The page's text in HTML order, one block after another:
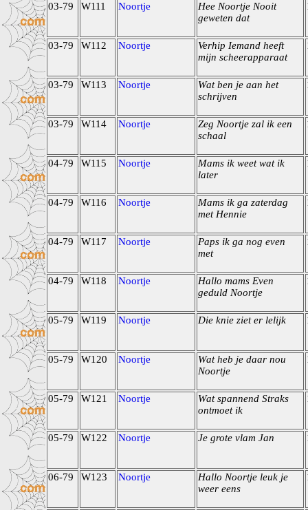
03-79 W111 Noortje
Hee Noortje Nooit
geweten dat
03-79 W112 Noortje
Verhip Iemand heeft
mijn scheerapparaat
03-79 W113 Noortje
Wat ben je aan het
schrijven
03-79 W114 Noortje
Zeg Noortje zal ik een
schaal
04-79 W115 Noortje
Mams ik weet wat ik
later
04-79 W116 Noortje
Mams ik ga zaterdag
met Hennie
04-79 W117 Noortje
Paps ik ga nog even
met
04-79 W118 Noortje
Hallo mams Even
geduld Noortje
05-79 W119 Noortje Die knie ziet er lelijk
05-79 W120 Noortje
Wat heb je daar nou
Noortje
05-79 W121 Noortje
Wat spannend Straks
ontmoet ik
05-79 W122 Noortje Je grote vlam Jan
06-79 W123 Noortje
Hallo Noortje leuk je
weer eens